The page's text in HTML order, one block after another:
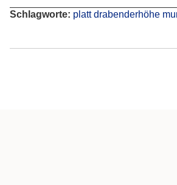
Schlagworte: platt drabenderhöhe